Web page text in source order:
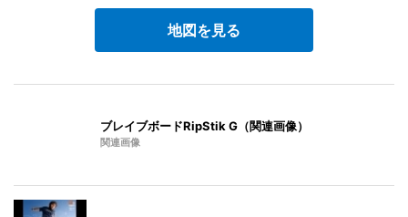
地図を見る
ブレイブボードRipStik G（関連画像）
関連画像